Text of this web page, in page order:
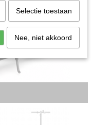
Selectie toestaan
Nee, niet akkoord